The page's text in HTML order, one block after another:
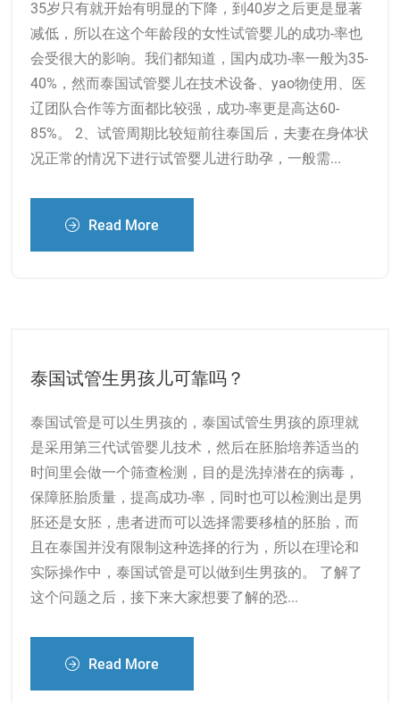
35岁只有就开始有明显的下降，到40岁之后更是显著
减低，所以在这个年龄段的女性试管婴儿的成功-率也
会受很大的影响。我们都知道，国内成功-率一般为35-
40%，然而泰国试管婴儿在技术设备、yao物使用、医
辽团队合作等方面都比较强，成功-率更是高达60-
85%。 2、试管周期比较短前往泰国后，夫妻在身体状
况正常的情况下进行试管婴儿进行助孕，一般需...
Read More
泰国试管生男孩儿可靠吗？
泰国试管是可以生男孩的，泰国试管生男孩的原理就
是采用第三代试管婴儿技术，然后在胚胎培养适当的
时间里会做一个筛查检测，目的是洗掉潜在的病毒，
保障胚胎质量，提高成功-率，同时也可以检测出是男
胚还是女胚，患者进而可以选择需要移植的胚胎，而
且在泰国并没有限制这种选择的行为，所以在理论和
实际操作中，泰国试管是可以做到生男孩的。 了解了
这个问题之后，接下来大家想要了解的恐...
Read More